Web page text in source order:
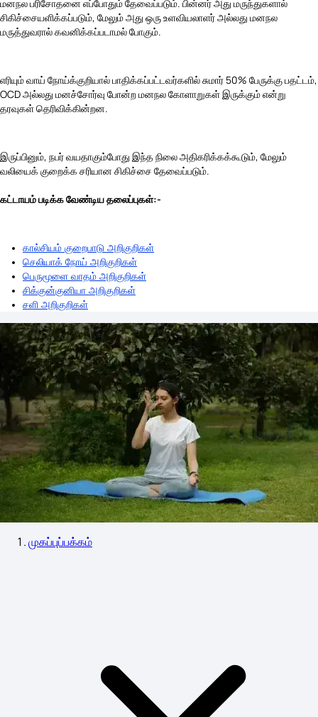
மனநல பரிசோதனை எப்போதும் தேவைப்படும். பின்னர் அது மருந்துகளால்
சிகிச்சையளிக்கப்படும், மேலும் அது ஒரு உளவியலாளர் அல்லது மனநல
மருத்துவரால் கவனிக்கப்படாமல் போகும்.
எரியும் வாய் நோய்க்குறியால் பாதிக்கப்பட்டவர்களில் சுமார் 50% பேருக்கு பதட்டம்,
OCD அல்லது மனச்சோர்வு போன்ற மனநல கோளாறுகள் இருக்கும் என்று
தரவுகள் தெரிவிக்கின்றன.
இருப்பினும், நபர் வயதாகும்போது இந்த நிலை அதிகரிக்கக்கூடும், மேலும்
வலியைக் குறைக்க சரியான சிகிச்சை தேவைப்படும்.
கட்டாயம் படிக்க வேண்டிய தலைப்புகள்:-
கால்சியம் குறைபாடு அறிகுறிகள்
செலியாக் நோய் அறிகுறிகள்
பெருமூளை வாதம் அறிகுறிகள்
சிக்குன்குனியா அறிகுறிகள்
சளி அறிகுறிகள்
முகப்புப்பக்கம்